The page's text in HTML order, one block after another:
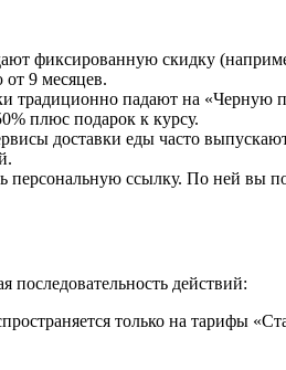
фиксированную скидку
9 месяцев.
падают на «Черную
плюс подарок к курсу.
доставки еды часто
ссылку. По ней вы
последовательность действий:
только на тарифы